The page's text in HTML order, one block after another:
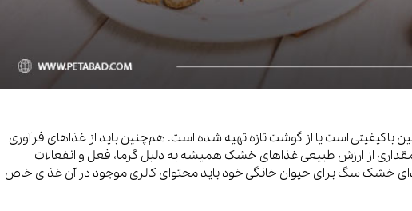
است یا از گوشت تازه تهیه شده است. هم‌چنین باید از غذاهای فرآوری
مقداری از ارزش طبیعی غذاهای خشک همیشه به دلیل گرما، فعل و انفعالات
خشک سگ برای حیوان خانگی خود باید محتوای کالری موجود در آن غذای خاص